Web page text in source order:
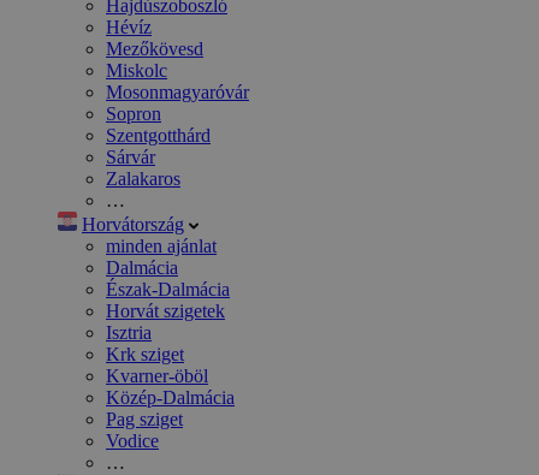
Hajdúszoboszló
Hévíz
Mezőkövesd
Miskolc
Mosonmagyaróvár
Sopron
Szentgotthárd
Sárvár
Zalakaros
…
Horvátország
minden ajánlat
Dalmácia
Észak-Dalmácia
Horvát szigetek
Isztria
Krk sziget
Kvarner-öböl
Közép-Dalmácia
Pag sziget
Vodice
…